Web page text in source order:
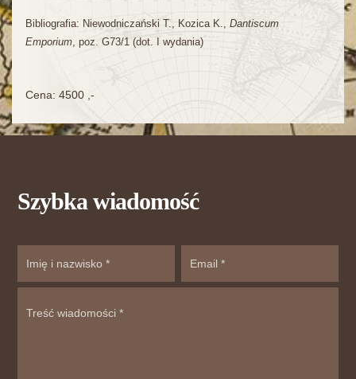
Bibliografia: Niewodniczański T., Kozica K., Dantiscum
Emporium, poz. G73/1 (dot. I wydania)
Cena: 4500 ,-
Szybka wiadomość